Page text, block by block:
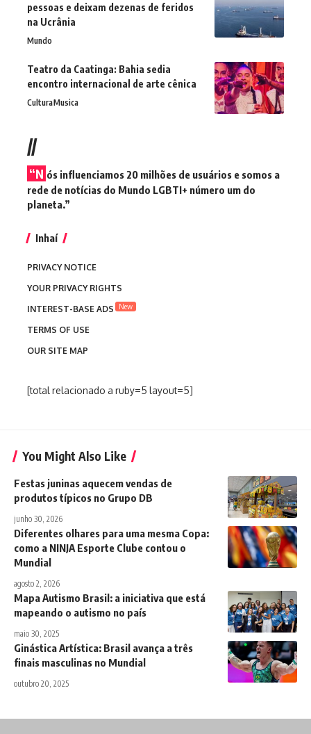
pessoas e deixam dezenas de feridos
na Ucrânia
Mundo
Teatro da Caatinga: Bahia sedia
encontro internacional de arte cênica
CulturaMusica
//
“N ós influenciamos 20 milhões de usuários e somos a
rede de notícias do Mundo LGBTI+ número um do
planeta.”
Inhaí
PRIVACY NOTICE
YOUR PRIVACY RIGHTS
INTEREST-BASE ADS
New
TERMS OF USE
OUR SITE MAP
[total relacionado a ruby=5 layout=5]
You Might Also Like
Festas juninas aquecem vendas de
produtos típicos no Grupo DB
junho 30, 2026
Diferentes olhares para uma mesma Copa:
como a NINJA Esporte Clube contou o
Mundial
agosto 2, 2026
Mapa Autismo Brasil: a iniciativa que está
mapeando o autismo no país
maio 30, 2025
Ginástica Artística: Brasil avança a três
finais masculinas no Mundial
outubro 20, 2025